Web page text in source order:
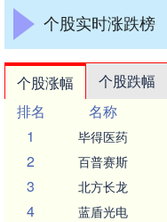
个股实时涨跌榜
个股涨幅 个股跌幅
排名
名称
1
毕得医药
2 百普赛斯
3 北方长龙
4 蓝盾光电